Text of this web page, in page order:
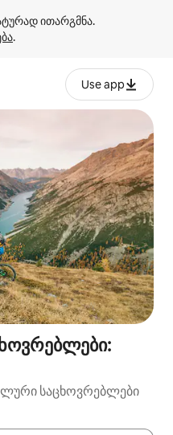
.
Use app
საცხოვრებლები